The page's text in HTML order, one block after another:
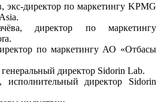
экс-директор по маркетингу KPMG
директор по маркетингу
по маркетингу АО «Отбасы
директор Sidorin Lab.
исполнительный директор Sidorin